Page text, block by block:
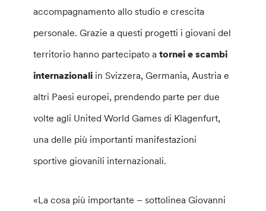
accompagnamento allo studio e crescita
personale. Grazie a questi progetti i giovani del
territorio hanno partecipato a tornei e scambi
internazionali in Svizzera, Germania, Austria e
altri Paesi europei, prendendo parte per due
volte agli United World Games di Klagenfurt,
una delle più importanti manifestazioni
sportive giovanili internazionali.
«La cosa più importante – sottolinea Giovanni